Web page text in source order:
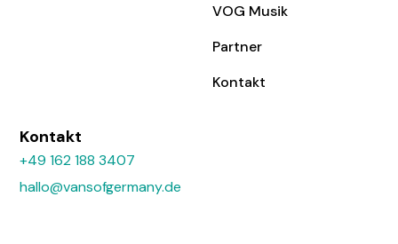
VOG Musik
Partner
Kontakt
Kontakt
+49 162 188 3407
hallo@vansofgermany.de